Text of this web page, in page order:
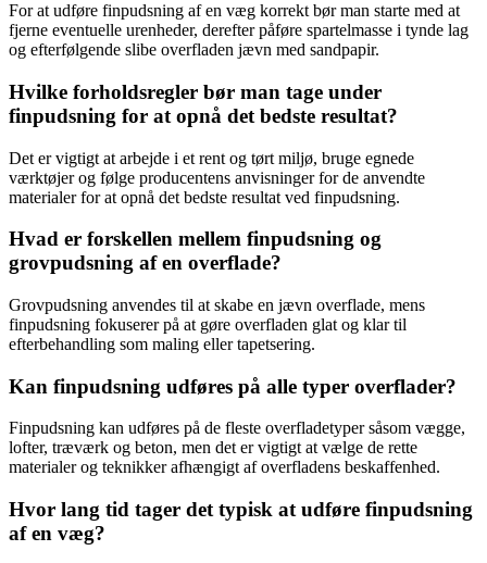
For at udføre finpudsning af en væg korrekt bør man starte med at
fjerne eventuelle urenheder, derefter påføre spartelmasse i tynde lag
og efterfølgende slibe overfladen jævn med sandpapir.
Hvilke forholdsregler bør man tage under
finpudsning for at opnå det bedste resultat?
Det er vigtigt at arbejde i et rent og tørt miljø, bruge egnede
værktøjer og følge producentens anvisninger for de anvendte
materialer for at opnå det bedste resultat ved finpudsning.
Hvad er forskellen mellem finpudsning og
grovpudsning af en overflade?
Grovpudsning anvendes til at skabe en jævn overflade, mens
finpudsning fokuserer på at gøre overfladen glat og klar til
efterbehandling som maling eller tapetsering.
Kan finpudsning udføres på alle typer overflader?
Finpudsning kan udføres på de fleste overfladetyper såsom vægge,
lofter, træværk og beton, men det er vigtigt at vælge de rette
materialer og teknikker afhængigt af overfladens beskaffenhed.
Hvor lang tid tager det typisk at udføre finpudsning
af en væg?